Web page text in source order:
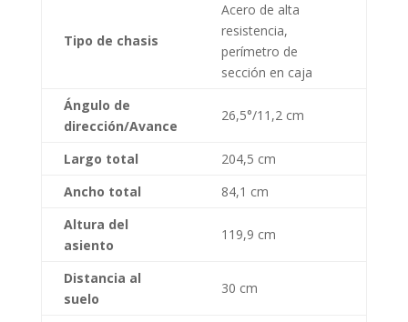
Tipo de chasis
Acero de alta
resistencia,
perímetro de
sección en caja
Ángulo de
dirección/Avance
26,5°/11,2 cm
Largo total
204,5 cm
Ancho total
84,1 cm
Altura del
asiento
119,9 cm
Distancia al
suelo
30 cm